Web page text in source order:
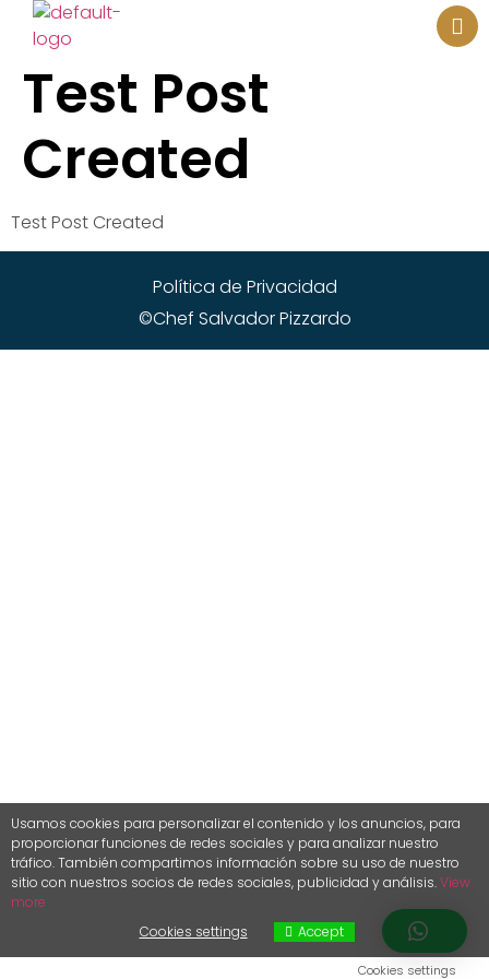
Test Post
Created
Test Post Created
Política de Privacidad
©Chef Salvador Pizzardo
Usamos cookies para personalizar el contenido y los anuncios, para
proporcionar funciones de redes sociales y para analizar nuestro
tráfico.También compartimos información sobre su uso de nuestro
sitio con nuestros socios de redes sociales, publicidad y análisis.View
more
Cookies settings
Accept
Cookies settings